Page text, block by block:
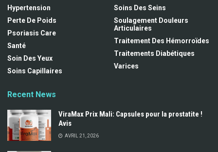
Hypertension
Perte De Poids
Psoriasis Care
Santé
Soin Des Yeux
Soins Capillaires
Soins Des Seins
Soulagement Douleurs
Articulaires
Traitement Des Hémorroïdes
Traitements Diabétiques
Varices
Recent News
ViraMax Prix Mali: Capsules pour la prostatite !
Avis
AVRIL 21, 2026